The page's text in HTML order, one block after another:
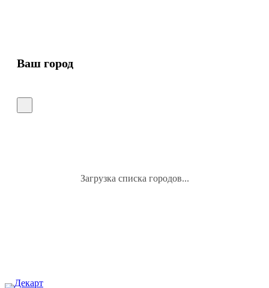
Ваш город
Загрузка списка городов...